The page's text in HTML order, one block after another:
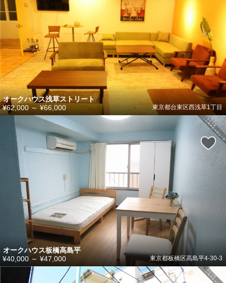
オークハウス浅草ストリート
東京都台東区西浅草1丁目
¥62,000～¥66,000
オークハウス板橋高島平
東京都板橋区高島平4-30-3
¥40,000～ ¥47,000